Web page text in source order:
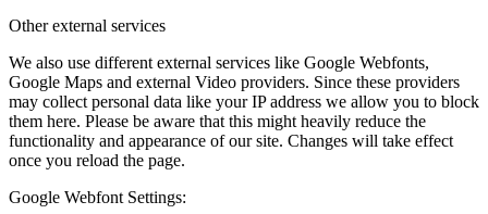
Other external services
We also use different external services like Google Webfonts,
Google Maps and external Video providers. Since these providers
may collect personal data like your IP address we allow you to block
them here. Please be aware that this might heavily reduce the
functionality and appearance of our site. Changes will take effect
once you reload the page.
Google Webfont Settings: